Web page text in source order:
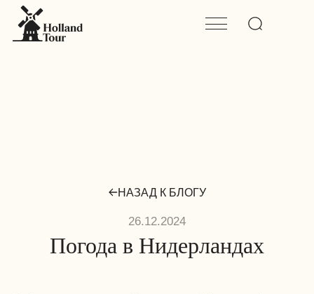
НАЗАД К БЛОГУ
26.12.2024
Погода в Нидерландах